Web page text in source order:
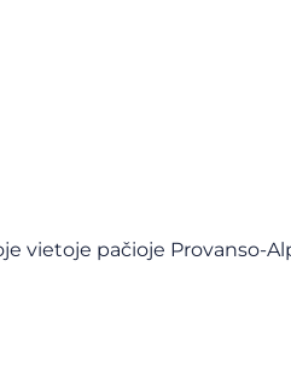
vietoje pačioje Provanso-